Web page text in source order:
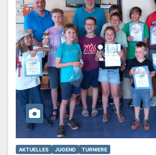
AKTUELLES JUGEND TURNIERE